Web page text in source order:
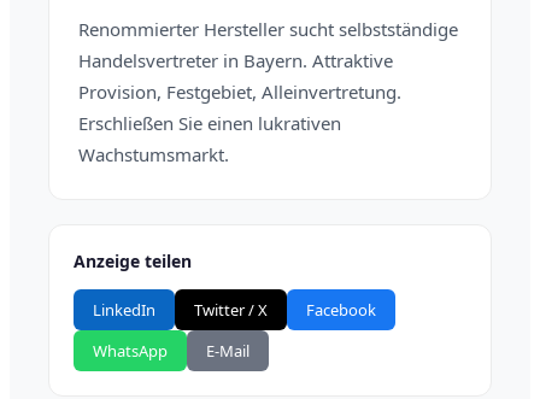
Renommierter Hersteller sucht selbstständige
Handelsvertreter in Bayern. Attraktive
Provision, Festgebiet, Alleinvertretung.
Erschließen Sie einen lukrativen
Wachstumsmarkt.
Anzeige teilen
LinkedIn Twitter / X
Facebook
WhatsApp
E-Mail